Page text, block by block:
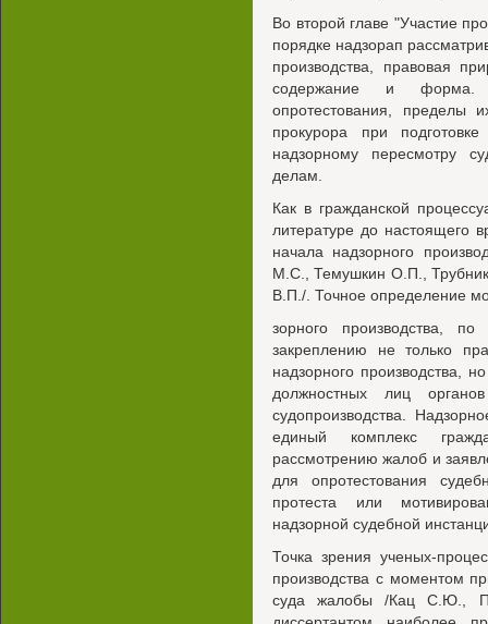
Во второй главе "Участие
порядке надзорап
производства, правовая
содержание и форма.
опротестования, пределы
прокурора при
надзорному пересмотру
делам.
Как в гражданской
литературе до настоящего
начала надзорного
М.С., Темушкин О.П.,
В.П./. Точное определение
зорного производства,
закреплению не только
надзорного производства,
должностных лиц
судопроизводства.
единый комплекс
рассмотрению жалоб и
для опротестования
протеста или
надзорной судебной
Точка зрения ученых-
производства с моментом
суда жалобы /Кац С.Ю.,